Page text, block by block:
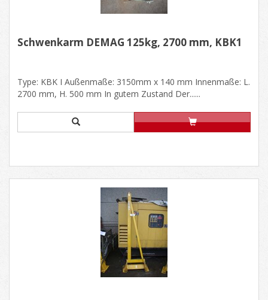
Schwenkarm DEMAG 125kg, 2700 mm, KBK1
Type: KBK I Außenmaße: 3150mm x 140 mm Innenmaße: L.
2700 mm, H. 500 mm In gutem Zustand Der......